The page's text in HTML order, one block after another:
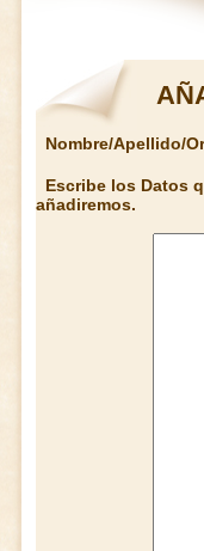
Nombre/Apellido/
Escribe los Datos
añadiremos.